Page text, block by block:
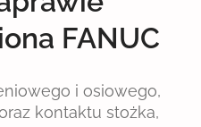
FANUC
i osiowego,
kontaktu stożka,